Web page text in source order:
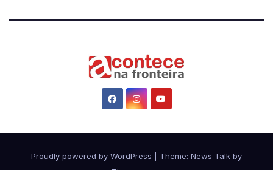
Proudly powered by WordPress
Theme: News Talk by